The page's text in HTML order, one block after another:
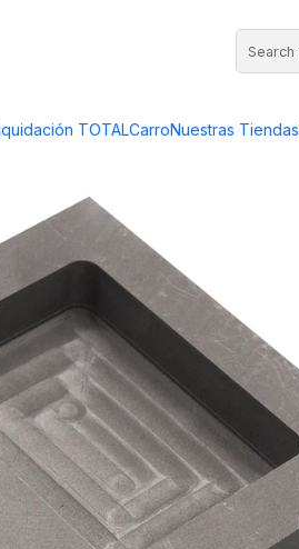
TOTALCarroNuestras Tiendas